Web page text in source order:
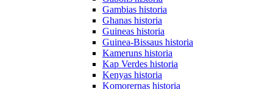
Gambias historia
Ghanas historia
Guineas historia
Guinea-Bissaus historia
Kameruns historia
Kap Verdes historia
Kenyas historia
Komorernas historia